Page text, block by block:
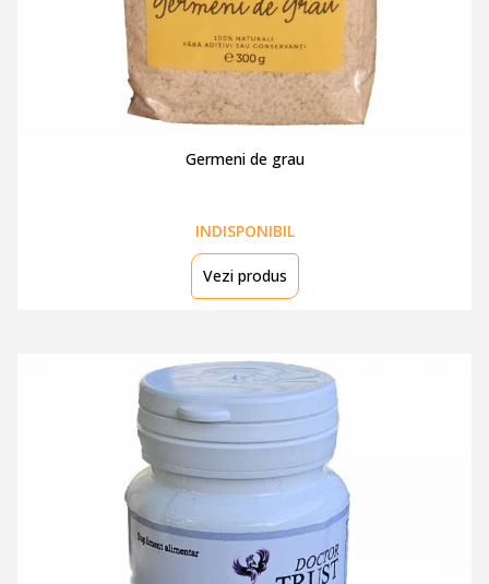
Germeni de grau
INDISPONIBIL
Vezi produs